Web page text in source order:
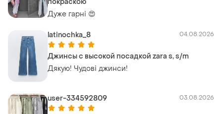
Дуже гарні 😍
latinochka_8 04.08.2026
Джинсы с высокой посадкой zara s, s/m
Дякую! Чудові джинси!
user-334592809 03.08.2026